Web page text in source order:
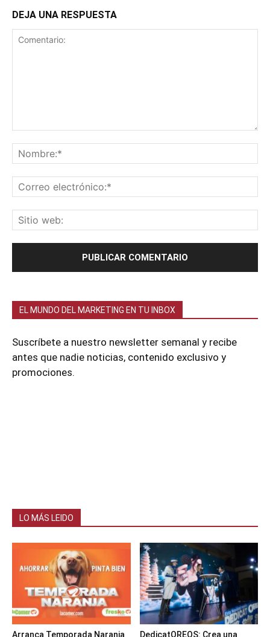
DEJA UNA RESPUESTA
EL MUNDO DEL MARKETING EN TU INBOX
Suscríbete a nuestro newsletter semanal y recibe
antes que nadie noticias, contenido exclusivo y
promociones.
LO MÁS LEIDO
Arranca Temporada Naranja DedicatOREOS: Crea una